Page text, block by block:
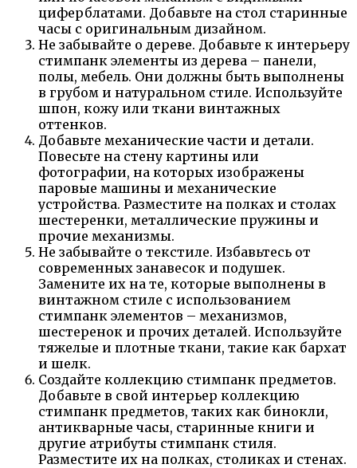
циферблатами. Добавьте на стол старинные
часы с оригинальным дизайном.
Не забывайте о дереве. Добавьте к интерьеру
стимпанк элементы из дерева – панели,
полы, мебель. Они должны быть выполнены
в грубом и натуральном стиле. Используйте
шпон, кожу или ткани винтажных
оттенков.
Добавьте механические части и детали.
Повесьте на стену картины или
фотографии, на которых изображены
паровые машины и механические
устройства. Разместите на полках и столах
шестеренки, металлические пружины и
прочие механизмы.
Не забывайте о текстиле. Избавьтесь от
современных занавесок и подушек.
Замените их на те, которые выполнены в
винтажном стиле с использованием
стимпанк элементов – механизмов,
шестеренок и прочих деталей. Используйте
тяжелые и плотные ткани, такие как бархат
и шелк.
Создайте коллекцию стимпанк предметов.
Добавьте в свой интерьер коллекцию
стимпанк предметов, таких как бинокли,
антикварные часы, старинные книги и
другие атрибуты стимпанк стиля.
Разместите их на полках, столиках и стенах.